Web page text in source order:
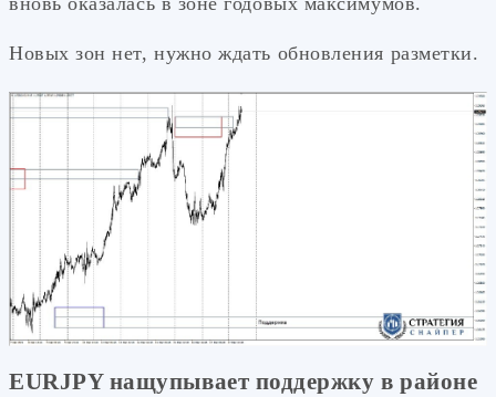
Новых зон нет, нужно ждать обновления разметки.
EURJPY нащупывает поддержку в районе